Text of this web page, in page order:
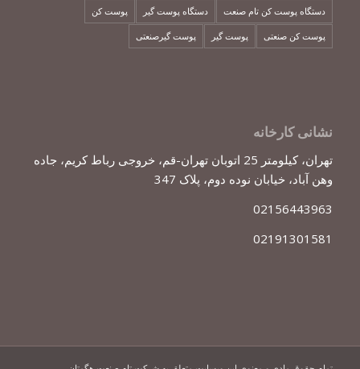
دستگاه پوست کن تام صنعت دستگاه پوست گیر پوست کن
پوست کن صنعتی پوست گیر پوست گیرصنعتی
نشانی کارخانه
تهران، کیلومتر 25 اتوبان تهران-قم، خروجی رباط کریم، جاده
وهن آباد، خیابان نوده دوم، پلاک 347
02156443963
02191301581